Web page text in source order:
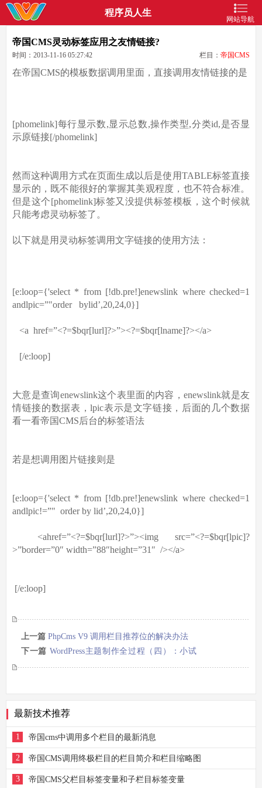
程序员人生
网站导航
帝国CMS灵动标签应用之友情链接?
栏目： 帝国CMS
时间：2013-11-16 05:27:42
在帝国CMS的模板数据调用里面，直接调用友情链接的是
[phomelink]每行显示数,显示总数,操作类型,分类id,是否显
示原链接[/phomelink]
然而这种调用方式在页面生成以后是使用TABLE标签直接
显示的，既不能很好的掌握其美观程度，也不符合标准。
但是这个[phomelink]标签又没提供标签模板，这个时候就
只能考虑灵动标签了。
以下就是用灵动标签调用文字链接的使用方法：
[e:loop={'select * from [!db.pre!]enewslink where checked=1
andlpic=”"order
bylid’,20,24,0}]
<a href=”<?=$bqr[lurl]?>”><?=$bqr[lname]?></a>
[/e:loop]
大意是查询enewslink这个表里面的内容，enewslink就是友
情链接的数据表，lpic表示是文字链接，后面的几个数据
看一看帝国CMS后台的标签语法
若是想调用图片链接则是
[e:loop={'select * from [!db.pre!]enewslink where checked=1
andlpic!=”" order by lid’,20,24,0}]
<ahref=”<?=$bqr[lurl]?>”><img
src=”<?=$bqr[lpic]?
>”border=”0″ width=”88″height=”31″ /></a>
[/e:loop]
上一篇 PhpCms V9 调用栏目推荐位的解决办法
下一篇 WordPress主题制作全过程（四）：小试
牛刀
最新技术推荐
1 帝国cms中调用多个栏目的最新消息
2 帝国CMS调用终极栏目的栏目简介和栏目缩略图
3 帝国CMS父栏目标签变量和子栏目标签变量